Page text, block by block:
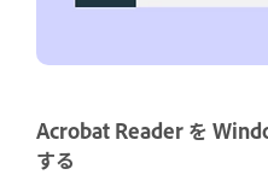
Acrobat Reader を
する